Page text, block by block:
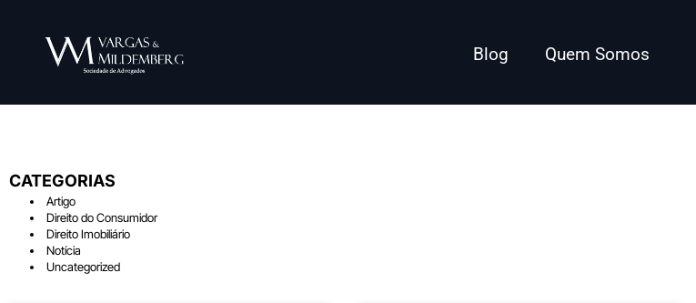
Blog Quem Somos
CATEGORIAS
Artigo
Direito do Consumidor
Direito Imobiliário
Notícia
Uncategorized